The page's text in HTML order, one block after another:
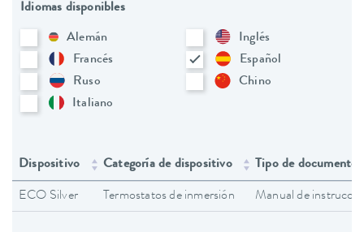
Idiomas disponibles
Alemán
Inglés
Francés
Español
Ruso
Chino
Italiano
Dispositivo Categoría de dispositivo Tipo de documento
ECO Silver Termostatos de inmersión Manual de